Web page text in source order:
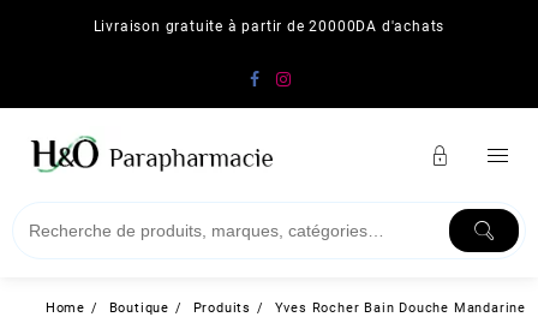
Livraison gratuite à partir de 20000DA d'achats
Home Boutique Produits
Yves Rocher Bain Douche Mandarine